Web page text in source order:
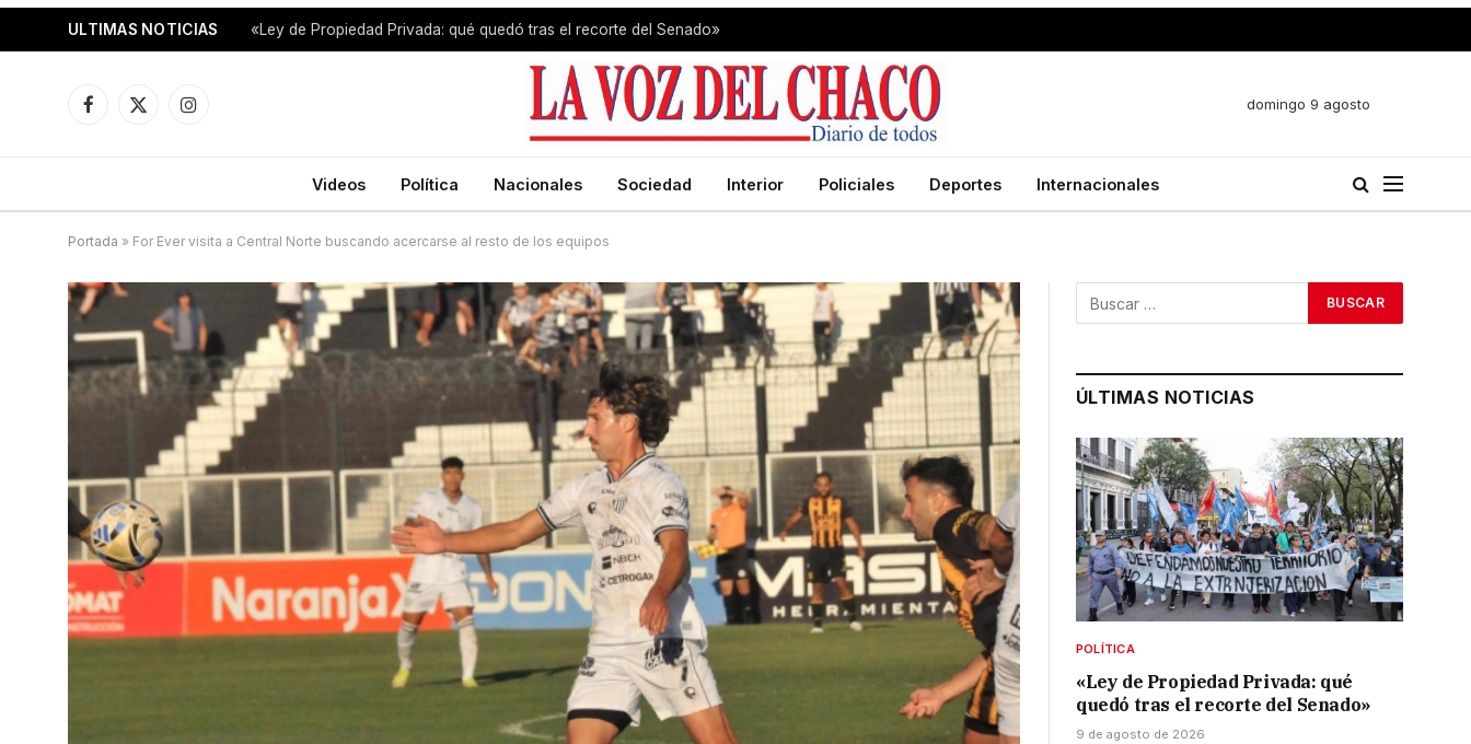
ULTIMAS NOTICIAS «Ley de Propiedad Privada: qué quedó tras el recorte del Senado»
Facebook
X
Instagram
domingo 9 agosto
Videos Política Nacionales Sociedad Interior Policiales Deportes Internacionales
Portada » For Ever visita a Central Norte buscando acercarse al resto de los equipos
ÚLTIMAS NOTICIAS
POLÍTICA
«Ley de Propiedad Privada: qué
quedó tras el recorte del Senado»
9 de agosto de 2026